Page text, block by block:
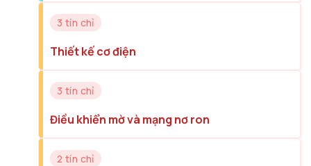
3 tín chỉ
Thiết kế cơ điện
3 tín chỉ
Điều khiển mờ và mạng nơ ron
2 tín chỉ